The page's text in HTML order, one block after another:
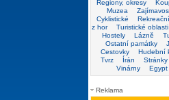
Regiony, okresy
Muzea
Cyklistické
z hor
Turistické oblasti
Hostely
Lázně
Ostatní památky
Cestovky
Hudební
Tvrz
Írán
Vinárny
Egypt
Reklama